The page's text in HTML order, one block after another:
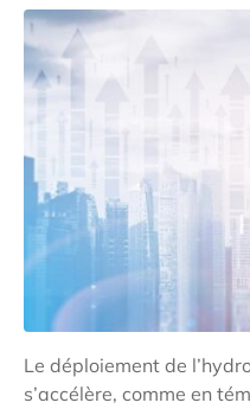
Le déploiement de
s’accélère, comme en